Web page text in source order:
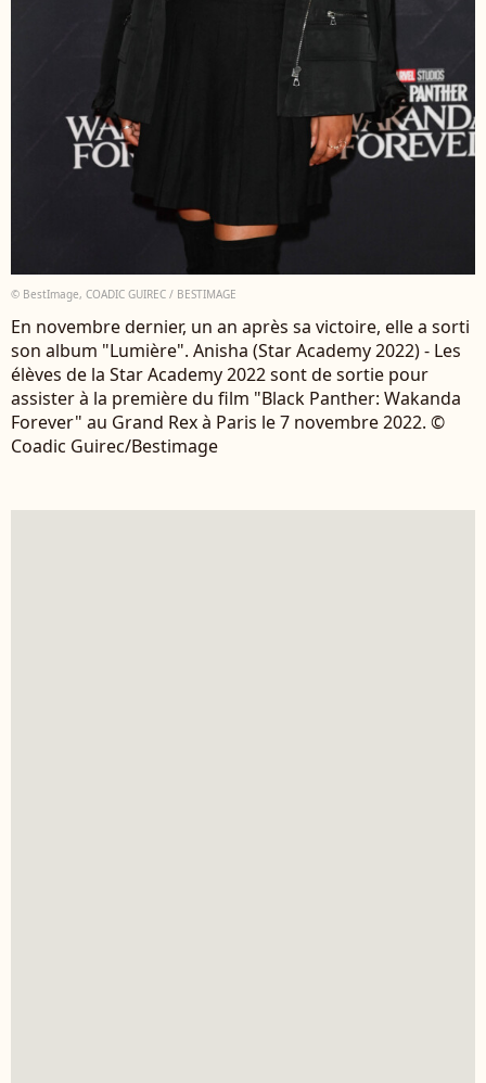
© BestImage, COADIC GUIREC / BESTIMAGE
En novembre dernier, un an après sa victoire, elle a sorti
son album "Lumière". Anisha (Star Academy 2022) - Les
élèves de la Star Academy 2022 sont de sortie pour
assister à la première du film "Black Panther: Wakanda
Forever" au Grand Rex à Paris le 7 novembre 2022. ©
Coadic Guirec/Bestimage